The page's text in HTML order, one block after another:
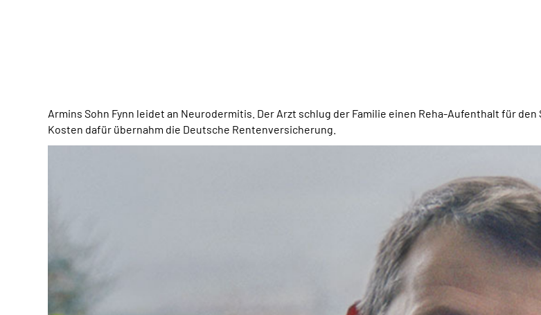
Armins Sohn Fynn leidet an Neurodermitis. Der Arzt schlug der Familie einen Reha-Aufenthalt für
Kosten dafür übernahm die Deutsche Rentenversicherung.